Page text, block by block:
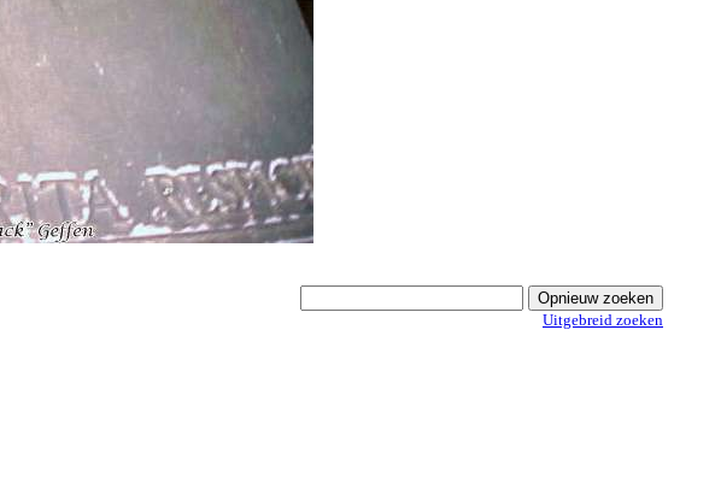
Uitgebreid zoeken